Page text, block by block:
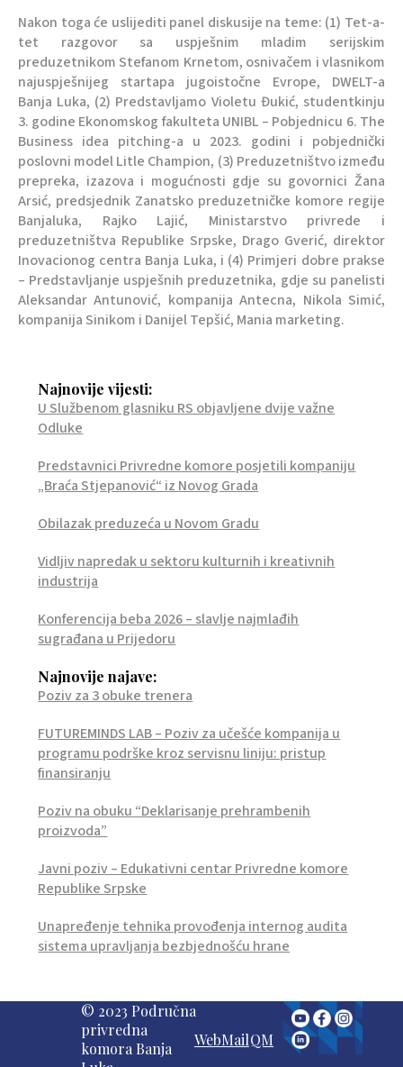
Nakon toga će uslijediti panel diskusije na teme: (1) Tet-a-
tet razgovor sa uspješnim mladim serijskim
preduzetnikom Stefanom Krnetom, osnivačem i vlasnikom
najuspješnijeg startapa jugoistočne Evrope, DWELT-a
Banja Luka, (2) Predstavljamo Violetu Đukić, studentkinju
3. godine Ekonomskog fakulteta UNIBL – Pobjednicu 6. The
Business idea pitching-a u 2023. godini i pobjednički
poslovni model Litle Champion, (3) Preduzetništvo između
prepreka, izazova i mogućnosti gdje su govornici Žana
Arsić, predsjednik Zanatsko preduzetničke komore regije
Banjaluka, Rajko Lajić, Ministarstvo privrede i
preduzetništva Republike Srpske, Drago Gverić, direktor
Inovacionog centra Banja Luka, i (4) Primjeri dobre prakse
– Predstavljanje uspješnih preduzetnika, gdje su panelisti
Aleksandar Antunović, kompanija Antecna, Nikola Simić,
kompanija Sinikom i Danijel Tepšić, Mania marketing.
Najnovije vijesti:
U Službenom glasniku RS objavljene dvije važne
Odluke
Predstavnici Privredne komore posjetili kompaniju
„Braća Stjepanović“ iz Novog Grada
Obilazak preduzeća u Novom Gradu
Vidljiv napredak u sektoru kulturnih i kreativnih
industrija
Konferencija beba 2026 – slavlje najmlađih
sugrađana u Prijedoru
Najnovije najave:
Poziv za 3 obuke trenera
FUTUREMINDS LAB – Poziv za učešće kompanija u
programu podrške kroz servisnu liniju: pristup
finansiranju
Poziv na obuku “Deklarisanje prehrambenih
proizvoda”
Javni poziv – Edukativni centar Privredne komore
Republike Srpske
Unapređenje tehnika provođenja internog audita
sistema upravljanja bezbjednošću hrane
© 2023 Područna
privredna
komora Banja
WebMailQM